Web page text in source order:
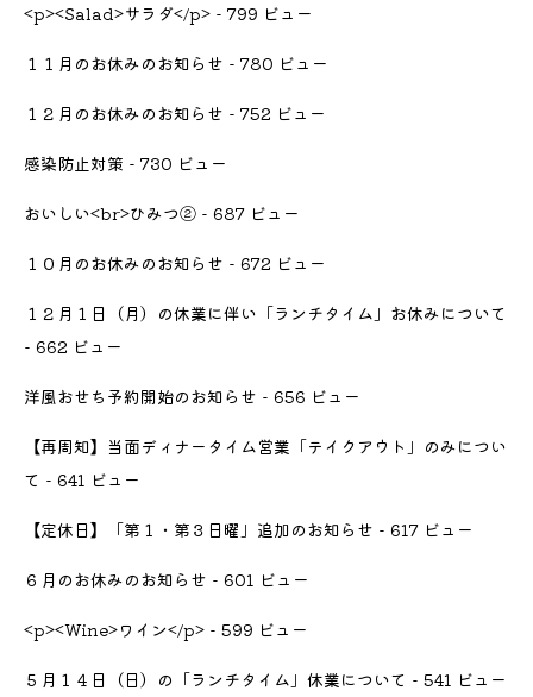
<p><Salad>サラダ</p> - 799 ビュー
１１月のお休みのお知らせ - 780 ビュー
１２月のお休みのお知らせ - 752 ビュー
感染防止対策 - 730 ビュー
おいしい<br>ひみつ② - 687 ビュー
１０月のお休みのお知らせ - 672 ビュー
１２月１日（月）の休業に伴い「ランチタイム」お休みについて
- 662 ビュー
洋風おせち予約開始のお知らせ - 656 ビュー
【再周知】当面ディナータイム営業「テイクアウト」のみについ
て - 641 ビュー
【定休日】「第１・第３日曜」追加のお知らせ - 617 ビュー
６月のお休みのお知らせ - 601 ビュー
<p><Wine>ワイン</p> - 599 ビュー
５月１４日（日）の「ランチタイム」休業について - 541 ビュー